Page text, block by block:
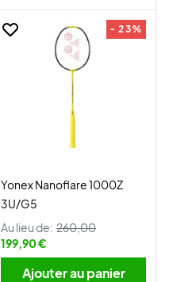
- 23%
Yonex Nanoflare 1000Z
3U/G5
Au lieu de: 260,00
199,90 €
Ajouter au panier